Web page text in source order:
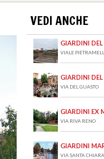
VEDI ANCHE
GIARDINI
VIALE
GIARDINI
VIA DEL GUASTO
GIARDINI EX
VIA RIVA RENO
GIARDINI
VIA SANTA CHIARA